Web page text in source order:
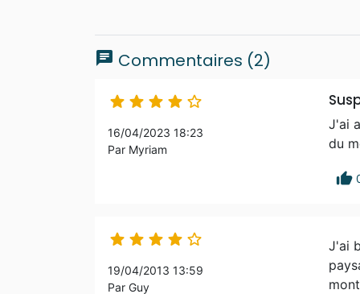
chat Commentaires (2)
    
16/04/2023 18:23
Par Myriam
J'ai
du
thumb_up
    
19/04/2013 13:59
Par Guy
J'ai